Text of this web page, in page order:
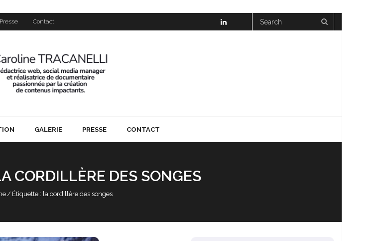
Presse Contact
GALERIE PRESSE CONTACT
CORDILLÈRE DES SONGES
/ Étiquette : la cordillère des songes